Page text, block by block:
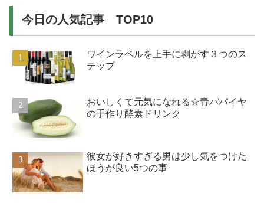
今日の人気記事 TOP10
ワインラベルを上手に剥がす３つのス
テップ
おいしくて元気になれる☆青パパイヤ
の手作り酵素ドリンク
彼女が好きすぎる男は少し気をつけた
ほうが良い5つの事